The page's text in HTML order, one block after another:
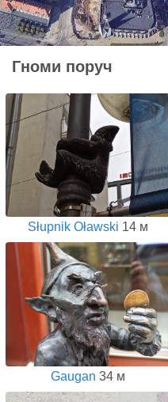
Гноми поруч
Słupnik Oławski 14 м
Gaugan 34 м